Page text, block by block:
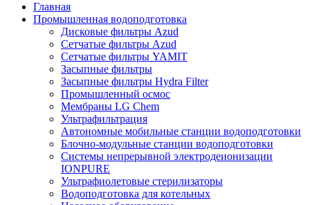
Главная
Промышленная водоподготовка
Дисковые фильтры Azud
Сетчатые фильтры Azud
Сетчатые фильтры YAMIT
Засыпные фильтры
Засыпные фильтры Hydra Filter
Промышленный осмос
Мембраны LG Chem
Ультрафильтрация
Автономные мобильные станции водоподготовки
Блочно-модульные станции водоподготовки
Системы непрерывной электродеионизации
IONPURE
Ультрафиолетовые стерилизаторы
Водоподготовка для котельных